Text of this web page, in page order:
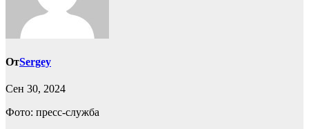
ОтSergey
Сен 30, 2024
Фото: пресс-служба